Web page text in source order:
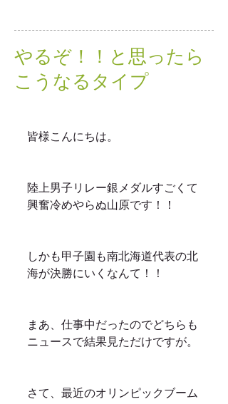
やるぞ！！と思ったら
こうなるタイプ
皆様こんにちは。
陸上男子リレー銀メダルすごくて
興奮冷めやらぬ山原です！！
しかも甲子園も南北海道代表の北
海が決勝にいくなんて！！
まあ、仕事中だったのでどちらも
ニュースで結果見ただけですが。
さて、最近のオリンピックブーム